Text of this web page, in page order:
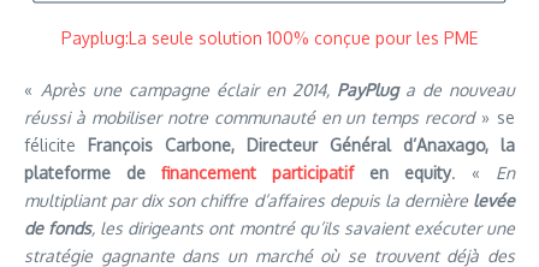
Payplug:La seule solution 100% conçue pour les PME
« Après une campagne éclair en 2014, PayPluga de nouveau
réussi à mobiliser notre communauté en un temps record» se
félicite François Carbone, Directeur Général d’Anaxago, la
plateforme de financement participatifen equity. « En
multipliant par dix son chiffre d’affaires depuis la dernière levée
de fonds, les dirigeants ont montré qu’ils savaient exécuter une
stratégie gagnante dans un marché où se trouvent déjà des